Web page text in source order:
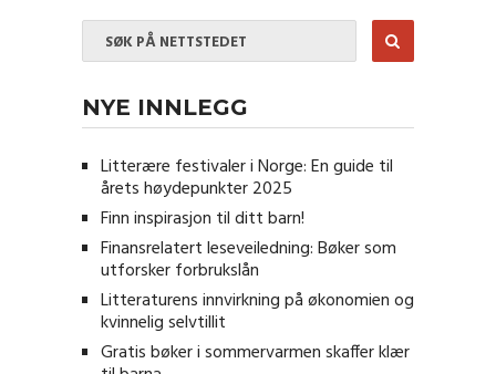
NYE INNLEGG
Litterære festivaler i Norge: En guide til
årets høydepunkter 2025
Finn inspirasjon til ditt barn!
Finansrelatert leseveiledning: Bøker som
utforsker forbrukslån
Litteraturens innvirkning på økonomien og
kvinnelig selvtillit
Gratis bøker i sommervarmen skaffer klær